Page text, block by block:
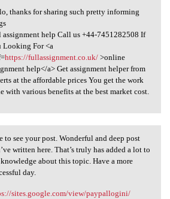
thanks for sharing
thanks for sharing such pretty informing
assignment help Call us +44-7451282508 If
Looking For <a
https://fullassignment.co.uk/>online
help</a> Get assignment helper from
at the affordable prices You get the work
with various benefits at the best market cost.
see your post.
to see your post. Wonderful and deep post
written here. That’s truly has added a lot to
about this topic. Have a more
day.
sites.google.com/view/paypallogini/